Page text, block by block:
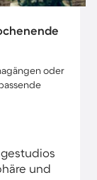
oder
und